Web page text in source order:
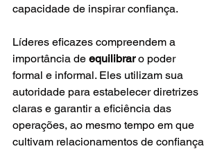
capacidade de inspirar confiança.
Líderes eficazes compreendem a
importância de equilibrar o poder
formal e informal. Eles utilizam sua
autoridade para estabelecer diretrizes
claras e garantir a eficiência das
operações, ao mesmo tempo em que
cultivam relacionamentos de confiança